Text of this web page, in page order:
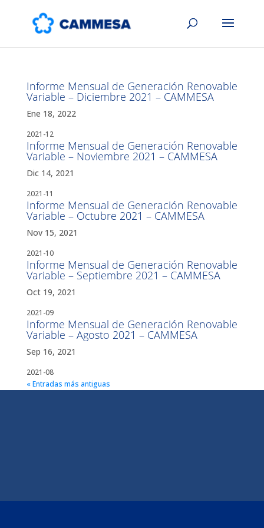
Informe Mensual de Generación Renovable
Variable – Diciembre 2021 – CAMMESA
Ene 18, 2022
2021-12
Informe Mensual de Generación Renovable
Variable – Noviembre 2021 – CAMMESA
Dic 14, 2021
2021-11
Informe Mensual de Generación Renovable
Variable – Octubre 2021 – CAMMESA
Nov 15, 2021
2021-10
Informe Mensual de Generación Renovable
Variable – Septiembre 2021 – CAMMESA
Oct 19, 2021
2021-09
Informe Mensual de Generación Renovable
Variable – Agosto 2021 – CAMMESA
Sep 16, 2021
2021-08
« Entradas más antiguas